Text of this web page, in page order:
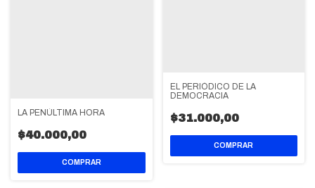
LA PENÚLTIMA HORA
$40.000,00
EL PERIÓDICO DE LA
DEMOCRACIA
$31.000,00